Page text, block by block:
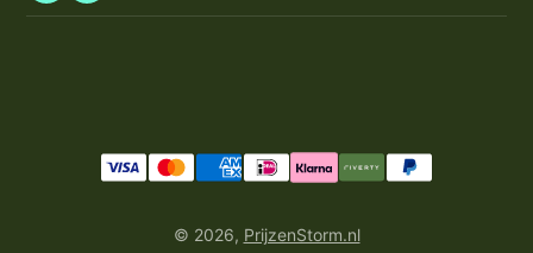
© 2026, PrijzenStorm.nl